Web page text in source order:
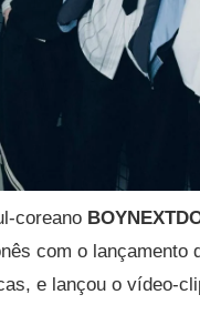
coreano
com o lançamento
e lançou o vídeo-